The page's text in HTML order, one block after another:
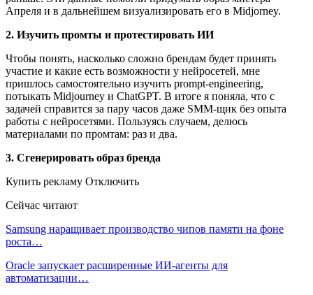
Апреля и в дальнейшем визуализировать его в Midjorney.
2. Изучить промты и протестировать ИИ
Чтобы понять, насколько сложно брендам будет принять
участие и какие есть возможности у нейросетей, мне
пришлось самостоятельно изучить prompt-engineering,
потыкать Midjourney и ChatGPT. В итоге я поняла, что с
задачей справится за пару часов даже SMM-щик без опыта
работы с нейросетями. Пользуясь случаем, делюсь
материалами по промтам: раз и два.
3. Сгенерировать образ бренда
Купить рекламу Отключить
Сейчас читают
Samsung наращивает производство чипов памяти на фоне
роста…
Oracle запускает расширенные ИИ‑агенты для
автоматизации…